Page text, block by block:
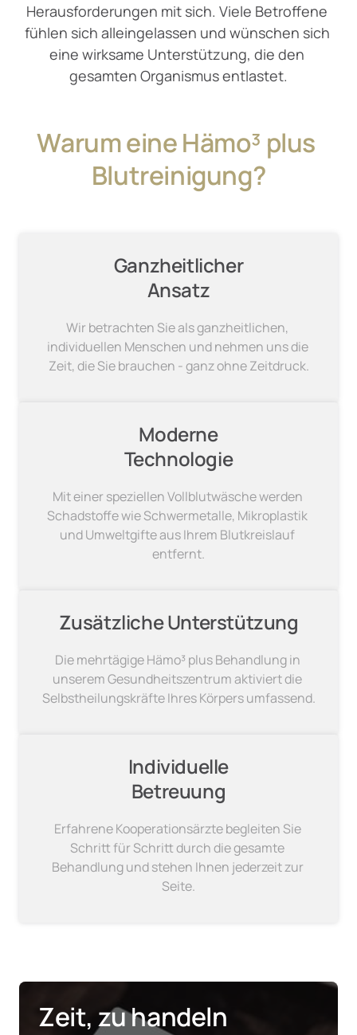
Herausforderungen mit sich. Viele Betroffene
fühlen sich alleingelassen und wünschen sich
eine wirksame Unterstützung, die den
gesamten Organismus entlastet.
Warum eine Hämo³
Blutreinigung?
Ganzheitlicher
Ansatz
Wir betrachten Sie als ganzheitlichen,
individuellen Menschen und nehmen uns die
Zeit, die Sie brauchen - ganz ohne Zeitdruck.
Moderne
Technologie
Mit einer speziellen Vollblutwäsche werden
Schadstoffe wie Schwermetalle, Mikroplastik
und Umweltgifte aus Ihrem Blutkreislauf
entfernt.
Zusätzliche Unterstützung
Die mehrtägige Hämo³ plus Behandlung in
unserem Gesundheitszentrum aktiviert die
Selbstheilungskräfte Ihres Körpers umfassend.
Individuelle
Betreuung
Erfahrene Kooperationsärzte begleiten Sie
Schritt für Schritt durch die gesamte
Behandlung und stehen Ihnen jederzeit zur
Seite.
Zeit, zu handeln